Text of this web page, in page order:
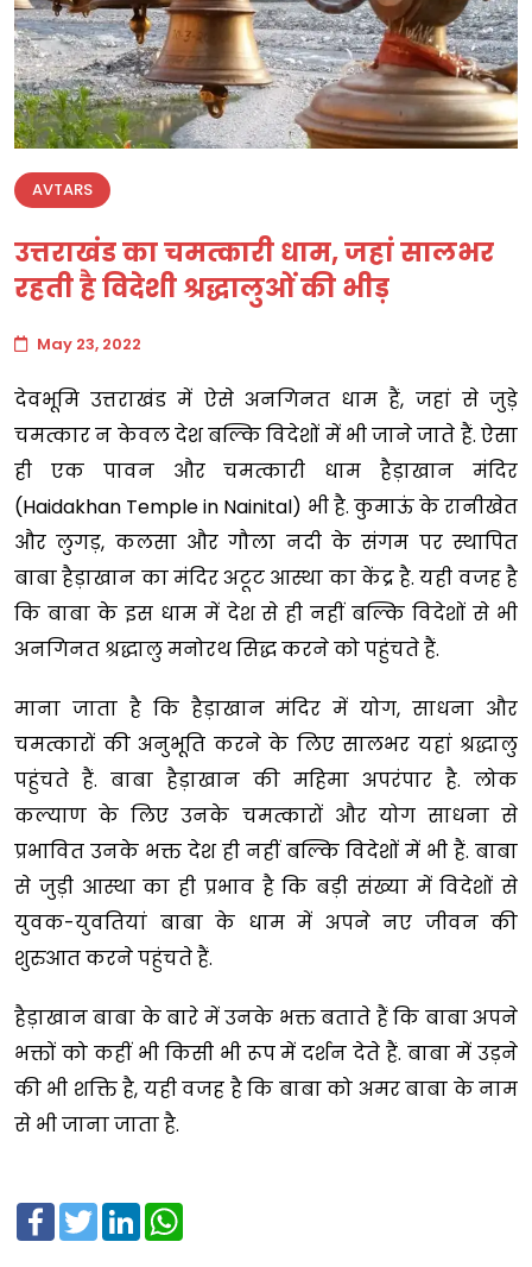
AVTARS
उत्तराखंड का चमत्कारी धाम, जहां सालभर
रहती है विदेशी श्रद्धालुओं की भीड़
May 23, 2022
देवभूमि उत्तराखंड में ऐसे अनगिनत धाम हैं, जहां से जुड़े
चमत्कार न केवल देश बल्कि विदेशों में भी जाने जाते हैं. ऐसा
ही एक पावन और चमत्कारी धाम हैड़ाखान मंदिर
(Haidakhan Temple in Nainital) भी है. कुमाऊं के रानीखेत
और लुगड़, कलसा और गौला नदी के संगम पर स्थापित
बाबा हैड़ाखान का मंदिर अटूट आस्था का केंद्र है. यही वजह है
कि बाबा के इस धाम में देश से ही नहीं बल्कि विदेशों से भी
अनगिनत श्रद्धालु मनोरथ सिद्ध करने को पहुंचते हैं.
माना जाता है कि हैड़ाखान मंदिर में योग, साधना और
चमत्कारों की अनुभूति करने के लिए सालभर यहां श्रद्धालु
पहुंचते हैं. बाबा हैड़ाखान की महिमा अपरंपार है. लोक
कल्याण के लिए उनके चमत्कारों और योग साधना से
प्रभावित उनके भक्त देश ही नहीं बल्कि विदेशों में भी हैं. बाबा
से जुड़ी आस्था का ही प्रभाव है कि बड़ी संख्या में विदेशों से
युवक-युवतियां बाबा के धाम में अपने नए जीवन की
शुरुआत करने पहुंचते हैं.
हैड़ाखान बाबा के बारे में उनके भक्त बताते हैं कि बाबा अपने
भक्तों को कहीं भी किसी भी रूप में दर्शन देते हैं. बाबा में उड़ने
की भी शक्ति है, यही वजह है कि बाबा को अमर बाबा के नाम
से भी जाना जाता है.
Facebook
TwitterLinkedIn